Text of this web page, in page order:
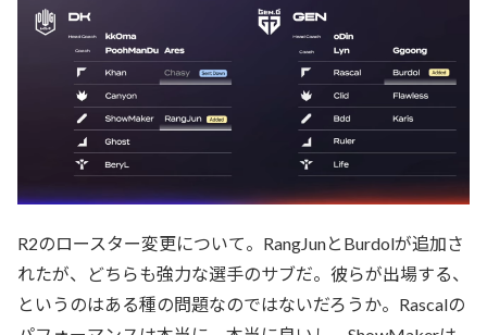
R2のロースター変更について。RangJunとBurdolが追加さ
れたが、どちらも強力な選手のサブだ。彼らが出場する、
というのはある種の問題なのではないだろうか。Rascalの